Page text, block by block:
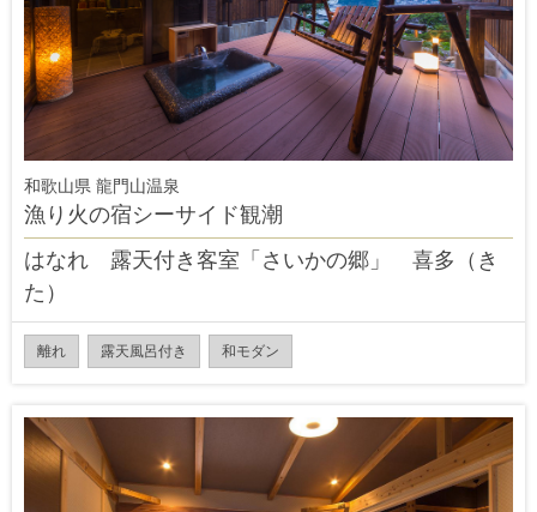
和歌山県 龍門山温泉
漁り火の宿シーサイド観潮
はなれ 露天付き客室「さいかの郷」 喜多（き
た）
離れ 露天風呂付き 和モダン